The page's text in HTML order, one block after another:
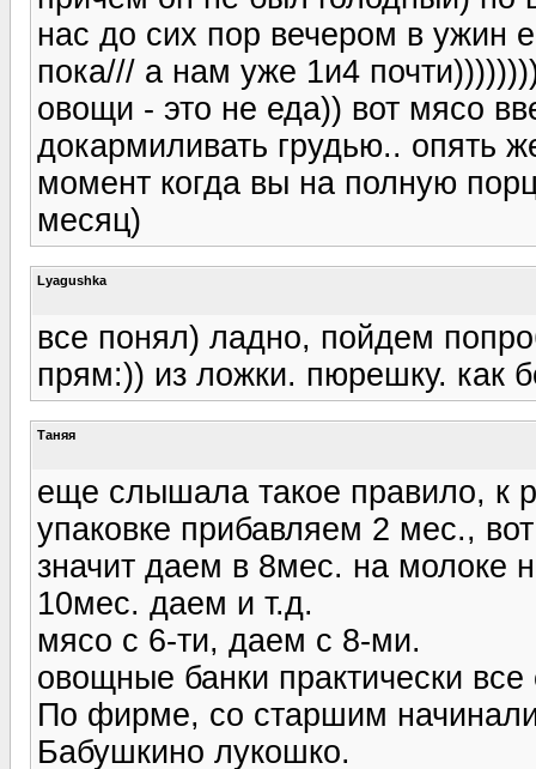
нас до сих пор вечером в ужин
пока/// а нам уже 1и4
овощи - это не еда)) вот мясо
докармиливать грудью.. опять
момент когда вы на полную
месяц)
Lyagushka
все понял) ладно, пойдем
прям:)) из ложки. пюрешку. как
Таняя
еще слышала такое правило, к
упаковке прибавляем 2 мес.,
значит даем в 8мес. на молоке
10мес. даем и т.д.
мясо с 6-ти, даем с 8-ми.
овощные банки практически
По фирме, со старшим
Бабушкино лукошко.